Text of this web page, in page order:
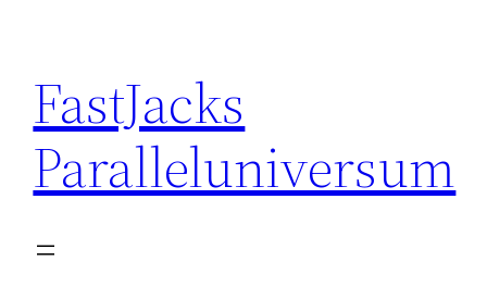
content
FastJacks
Paralleluniversum